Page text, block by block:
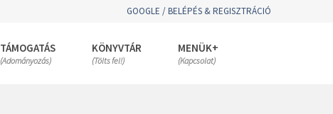
GOOGLE / BELÉPÉS & REGISZTRÁCIÓ
TÁMOGATÁS
(Adományozás)
KÖNYVTÁR
(Tölts fel!)
MENÜK+
(Kapcsolat)